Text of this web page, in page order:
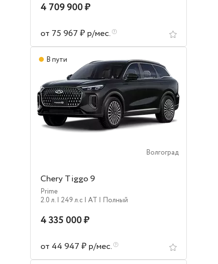
4 709 900 ₽
от 75 967 ₽ р/мес.
В пути
Волгоград
Chery Tiggo 9
Prime
2.0 л. | 249 л.c | AT | Полный
4 335 000 ₽
от 44 947 ₽ р/мес.